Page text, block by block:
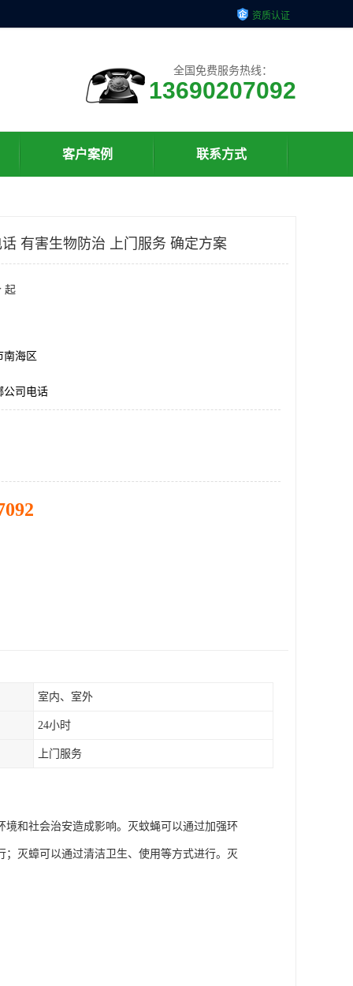
资质认证
全国免费服务热线：
13690207092
客户案例 联系方式
有害生物防治 上门服务 确定方案
起
南海区
公司电话
室内、室外
24小时
上门服务
和社会治安造成影响。灭蚊蝇可以通过加强环
灭蟑可以通过清洁卫生、使用等方式进行。灭